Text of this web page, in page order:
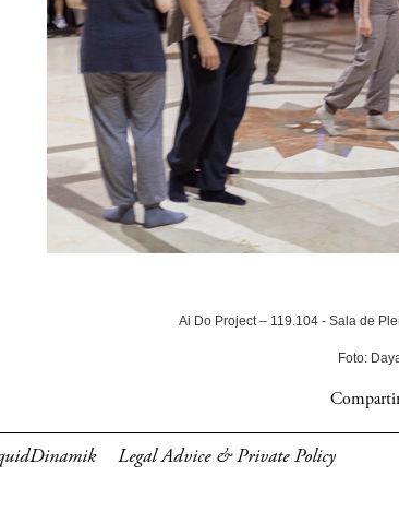
Ai Do Project – 119.104 - Sala de
Foto:
Legal Advice & Private Policy